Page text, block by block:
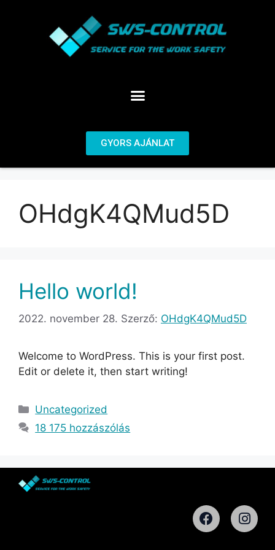
GYORS AJÁNLAT
OHdgK4QMud5D
Hello world!
2022. november 28. Szerző: OHdgK4QMud5D
Welcome to WordPress. This is your first post.
Edit or delete it, then start writing!
Uncategorized
18 175 hozzászólás